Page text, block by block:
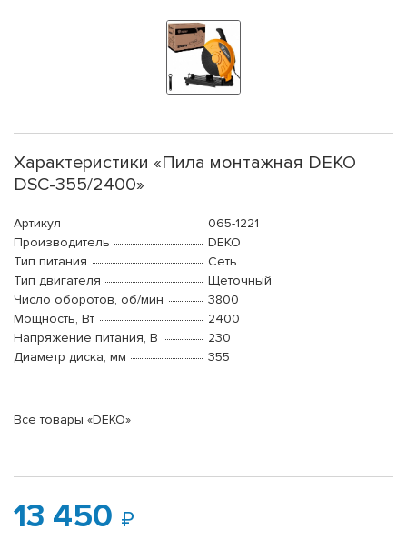
Характеристики «Пила монтажная DEKO
DSC-355/2400»
Артикул
065-1221
Производитель
DEKO
Тип питания
Сеть
Тип двигателя
Щеточный
Число оборотов, об/мин
3800
Мощность, Вт
2400
Напряжение питания, В
230
Диаметр диска, мм
355
Все товары «DEKO»
13 450